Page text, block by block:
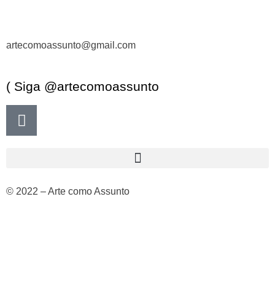
artecomoassunto@gmail.com
( Siga @artecomoassunto
© 2022 – Arte como Assunto